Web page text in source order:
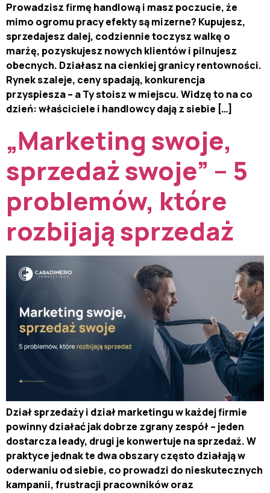
Prowadzisz firmę handlową i masz poczucie, że
mimo ogromu pracy efekty są mizerne? Kupujesz,
sprzedajesz dalej, codziennie toczysz walkę o
marżę, pozyskujesz nowych klientów i pilnujesz
obecnych. Działasz na cienkiej granicy rentowności.
Rynek szaleje, ceny spadają, konkurencja
przyspiesza – a Ty stoisz w miejscu. Widzę to na co
dzień: właściciele i handlowcy dają z siebie […]
„Marketing swoje,
sprzedaż swoje” – 5
problemów, które
rozbijają sprzedaż
Dział sprzedaży i dział marketingu w każdej firmie
powinny działać jak dobrze zgrany zespół – jeden
dostarcza leady, drugi je konwertuje na sprzedaż. W
praktyce jednak te dwa obszary często działają w
oderwaniu od siebie, co prowadzi do nieskutecznych
kampanii, frustracji pracowników oraz